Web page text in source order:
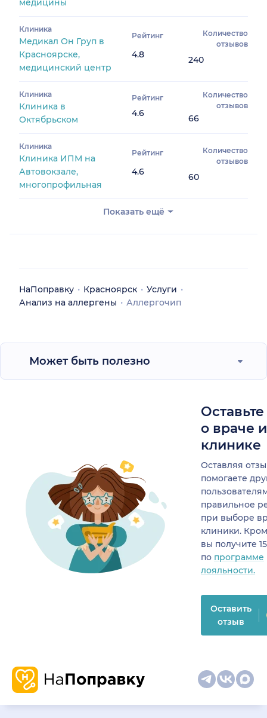
медицины
Клиника
Медикал Он Груп в
Красноярске,
медицинский центр
Рейтинг
4.8
Количество
отзывов
240
Клиника
Клиника в
Октябрьском
Рейтинг
4.6
Количество
отзывов
66
Клиника
Клиника ИПМ на
Автовокзале,
многопрофильная
Рейтинг
4.6
Количество
отзывов
60
Показать ещё
НаПоправку Красноярск
Услуги
Анализ на аллергены
Аллергочип
Может быть полезно
о враче
клинике
Оставляя
помогаете
правильное
при выборе
клиники.
вы получите
по программе
лояльности.
Оставить
отзыв